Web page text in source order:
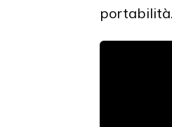
portabilità.